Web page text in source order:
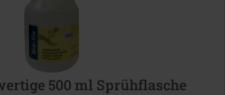
500 ml Sprühflasche